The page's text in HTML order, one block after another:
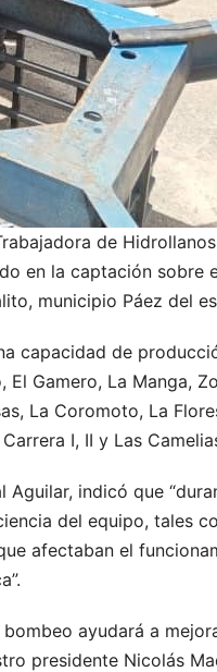
de
en la captación sobre
municipio Páez del
capacidad de
Gamero, La Manga,
La Coromoto, La
I, II y Las
indicó que
del equipo, tales
afectaban el
ayudará a
presidente Nicolás